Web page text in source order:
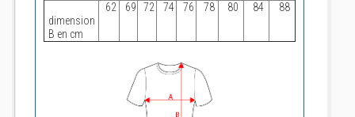
dimension
B en cm
62 69 72 74 76 78 80 84 88